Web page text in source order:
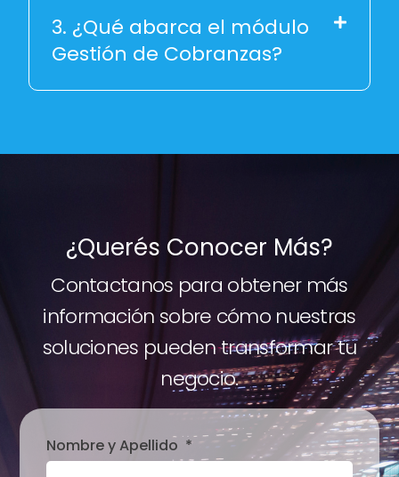
3. ¿Qué abarca el módulo
Gestión de Cobranzas?
¿Querés Conocer Más?
Contactanos para obtener más
información sobre cómo nuestras
soluciones pueden transformar tu
negocio.
Nombre y Apellido